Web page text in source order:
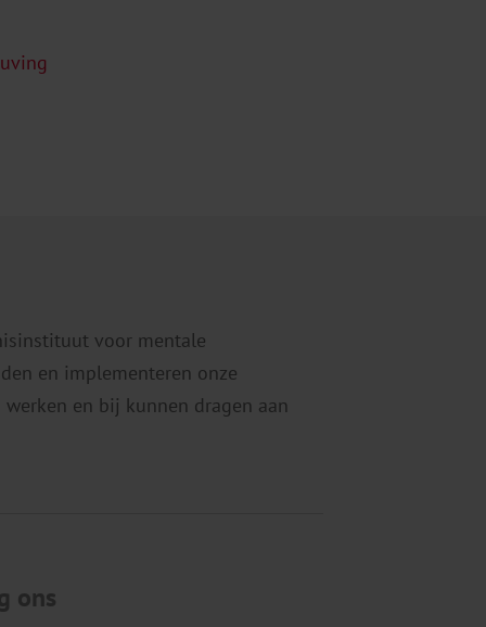
voor mentale
en implementeren onze
en bij kunnen dragen aan
ons